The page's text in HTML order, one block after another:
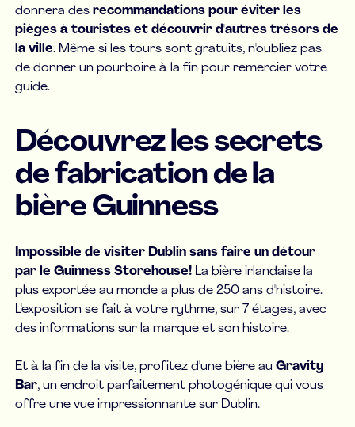
donnera des recommandations pour éviter les
pièges à touristes et découvrir d'autres trésors de
la ville. Même si les tours sont gratuits, n'oubliez pas
de donner un pourboire à la fin pour remercier votre
guide.
Découvrez les secrets
de fabrication de la
bière Guinness
Impossible de visiter Dublin sans faire un détour
par le Guinness Storehouse! La bière irlandaise la
plus exportée au monde a plus de 250 ans d'histoire.
L'exposition se fait à votre rythme, sur 7 étages, avec
des informations sur la marque et son histoire.
Et à la fin de la visite, profitez d'une bière auGravity
Bar, un endroit parfaitement photogénique qui vous
offre une vue impressionnante sur Dublin.